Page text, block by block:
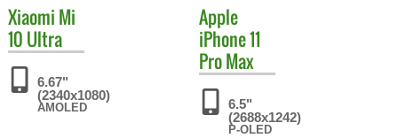
Xiaomi Mi
10 Ultra
6.67"
(2340x1080)
AMOLED
Apple
iPhone 11
Pro Max
6.5"
(2688x1242)
P-OLED